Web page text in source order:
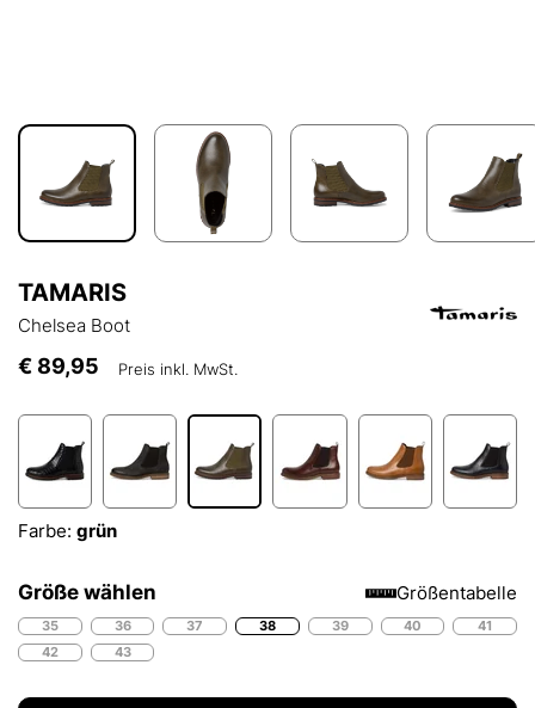
TAMARIS
Chelsea Boot
€ 89,95 Preis inkl. MwSt.
Farbe: grün
Größe wählen Größentabelle
35 36 37 38 39 40
41
42
43